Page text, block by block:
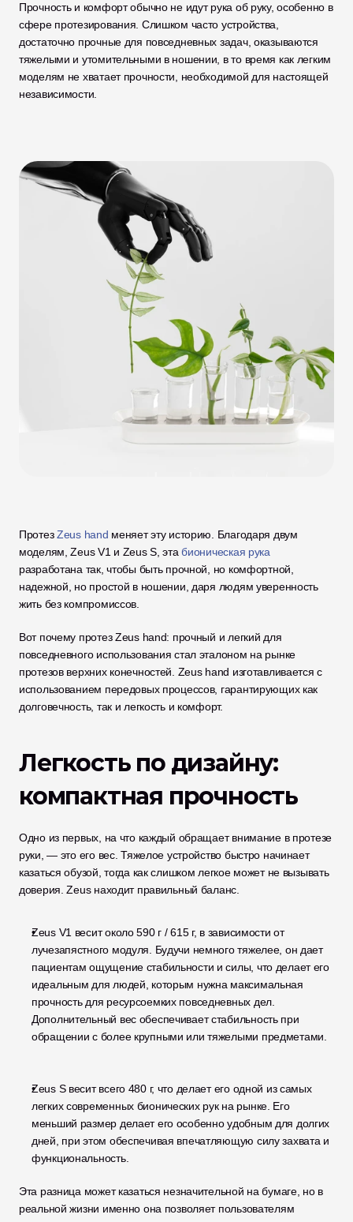
Прочность и комфорт обычно не идут рука об руку, особенно в
сфере протезирования. Слишком часто устройства,
достаточно прочные для повседневных задач, оказываются
тяжелыми и утомительными в ношении, в то время как легким
моделям не хватает прочности, необходимой для настоящей
независимости.
Протез Zeus hand меняет эту историю. Благодаря двум
моделям, Zeus V1 и Zeus S, эта бионическая рука
разработана так, чтобы быть прочной, но комфортной,
надежной, но простой в ношении, даря людям уверенность
жить без компромиссов.
Вот почему протез Zeus hand: прочный и легкий для
повседневного использования стал эталоном на рынке
протезов верхних конечностей. Zeus hand изготавливается с
использованием передовых процессов, гарантирующих как
долговечность, так и легкость и комфорт.
Легкость по дизайну:
компактная прочность
Одно из первых, на что каждый обращает внимание в протезе
руки, — это его вес. Тяжелое устройство быстро начинает
казаться обузой, тогда как слишком легкое может не вызывать
доверия. Zeus находит правильный баланс.
Zeus V1 весит около 590 г / 615 г, в зависимости от
лучезапястного модуля. Будучи немного тяжелее, он дает
пациентам ощущение стабильности и силы, что делает его
идеальным для людей, которым нужна максимальная
прочность для ресурсоемких повседневных дел.
Дополнительный вес обеспечивает стабильность при
обращении с более крупными или тяжелыми предметами.
Zeus S весит всего 480 г, что делает его одной из самых
легких современных бионических рук на рынке. Его
меньший размер делает его особенно удобным для долгих
дней, при этом обеспечивая впечатляющую силу захвата и
функциональность.
Эта разница может казаться незначительной на бумаге, но в
реальной жизни именно она позволяет пользователям